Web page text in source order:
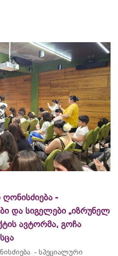
ღონისძიება -
და სიგელები „იზრუნელ
ავტორმა, გოჩა
- სპეციალური